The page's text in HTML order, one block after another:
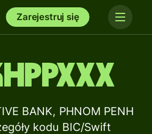
Zarejestruj się
BANK, PHNOM PENH
kodu BIC/Swift